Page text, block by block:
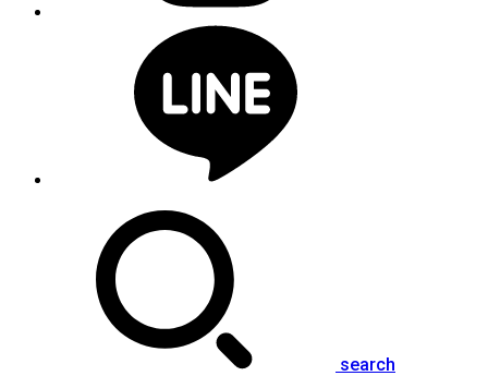
search